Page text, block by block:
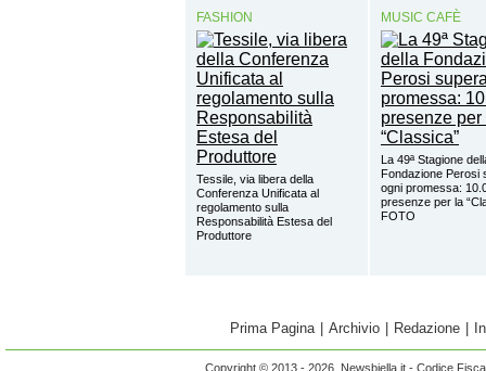
FASHION
Tessile, via libera della
Conferenza Unificata al
regolamento sulla
Responsabilità Estesa del
Produttore
MUSIC CAFÈ
La 49ª Stagione
Fondazione Perosi
ogni promessa:
presenze per la
FOTO
Prima Pagina Archivio Redazione
Copyright © 2013 - 2026 Newsbiella.it - Codice